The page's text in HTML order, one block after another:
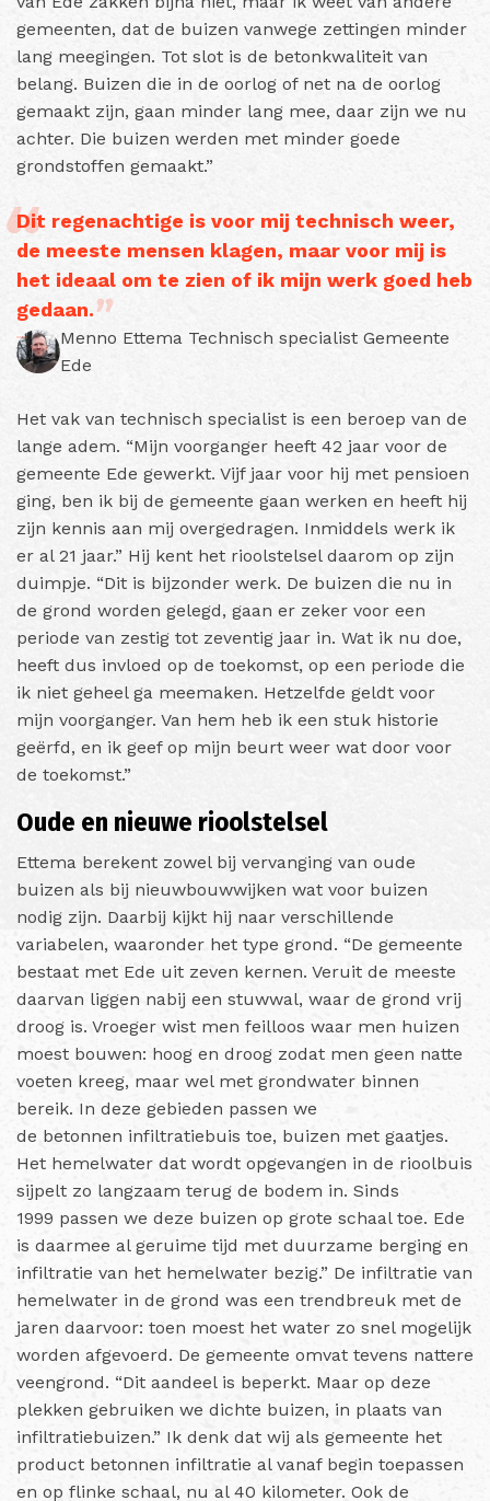
gemeenten, dat de buizen vanwege zettingen minder
lang meegingen. Tot slot is de betonkwaliteit van
belang. Buizen die in de oorlog of net na de oorlog
gemaakt zijn, gaan minder lang mee, daar zijn we nu
achter. Die buizen werden met minder goede
grondstoffen gemaakt.”
Dit regenachtige is voor mij technisch weer,
de meeste mensen klagen, maar voor mij is
het ideaal om te zien of ik mijn werk goed heb
gedaan.
Menno Ettema Technisch specialist Gemeente
Ede
Het vak van technisch specialist is een beroep van de
lange adem. “Mijn voorganger heeft 42 jaar voor de
gemeente Ede gewerkt. Vijf jaar voor hij met pensioen
ging, ben ik bij de gemeente gaan werken en heeft hij
zijn kennis aan mij overgedragen. Inmiddels werk ik
er al 21 jaar.” Hij kent het rioolstelsel daarom op zijn
duimpje. “Dit is bijzonder werk. De buizen die nu in
de grond worden gelegd, gaan er zeker voor een
periode van zestig tot zeventig jaar in. Wat ik nu doe,
heeft dus invloed op de toekomst, op een periode die
ik niet geheel ga meemaken. Hetzelfde geldt voor
mijn voorganger. Van hem heb ik een stuk historie
geërfd, en ik geef op mijn beurt weer wat door voor
de toekomst.”
Oude en nieuwe rioolstelsel
Ettema berekent zowel bij vervanging van oude
buizen als bij nieuwbouwwijken wat voor buizen
nodig zijn. Daarbij kijkt hij naar verschillende
variabelen, waaronder het type grond. “De gemeente
bestaat met Ede uit zeven kernen. Veruit de meeste
daarvan liggen nabij een stuwwal, waar de grond vrij
droog is. Vroeger wist men feilloos waar men huizen
moest bouwen: hoog en droog zodat men geen natte
voeten kreeg, maar wel met grondwater binnen
bereik. In deze gebieden passen we
de betonnen infiltratiebuis toe, buizen met gaatjes.
Het hemelwater dat wordt opgevangen in de rioolbuis
sijpelt zo langzaam terug de bodem in. Sinds
1999 passen we deze buizen op grote schaal toe. Ede
is daarmee al geruime tijd met duurzame berging en
infiltratie van het hemelwater bezig.” De infiltratie van
hemelwater in de grond was een trendbreuk met de
jaren daarvoor: toen moest het water zo snel mogelijk
worden afgevoerd. De gemeente omvat tevens nattere
veengrond. “Dit aandeel is beperkt. Maar op deze
plekken gebruiken we dichte buizen, in plaats van
infiltratiebuizen.” Ik denk dat wij als gemeente het
product betonnen infiltratie al vanaf begin toepassen
en op flinke schaal, nu al 40 kilometer. Ook de